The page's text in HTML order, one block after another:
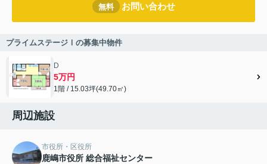
無料 お問い合わせ
プライムステージⅠの募集中物件
D
5万円
1階 / 15.03坪(49.70㎡)
周辺施設
市役所・区役所
鹿嶋市役所 総合福祉センター